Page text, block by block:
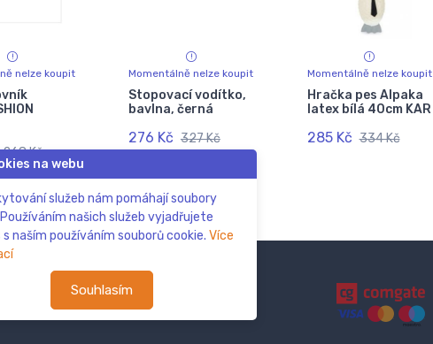
nelze koupit
268 Kč
Momentálně nelze koupit
Stopovací vodítko,
bavlna, černá
276 Kč 327 Kč
Momentálně nelze koupit
Hračka pes Alpaka
latex bílá 40cm KAR
285 Kč 334 Kč
na webu
služeb nám pomáhají soubory
našich služeb vyjadřujete
s naším používáním souborů cookie. Více
Souhlasím